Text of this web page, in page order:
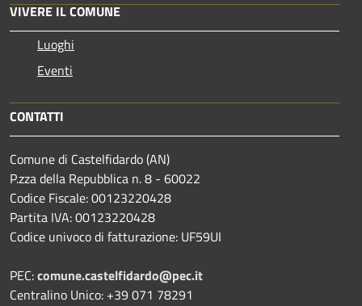
VIVERE IL COMUNE
Luoghi
Eventi
CONTATTI
Comune di Castelfidardo (AN)
P.zza della Repubblica n. 8 - 60022
Codice Fiscale: 00123220428
Partita IVA: 00123220428
Codice univoco di fatturazione: UF59UI
PEC:comune.castelfidardo@pec.it
Centralino Unico: +39 071 78291